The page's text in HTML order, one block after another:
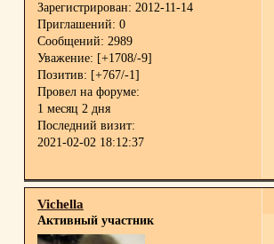
Зарегистрирован: 2012-11-14
Приглашений: 0
Сообщений: 2989
Уважение: [+1708/-9]
Позитив: [+767/-1]
Провел на форуме:
1 месяц 2 дня
Последний визит:
2021-02-02 18:12:37
Vichella
Активный участник